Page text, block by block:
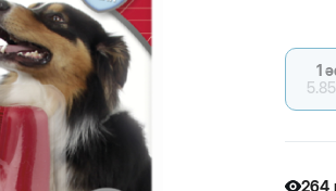
264
1
5.85